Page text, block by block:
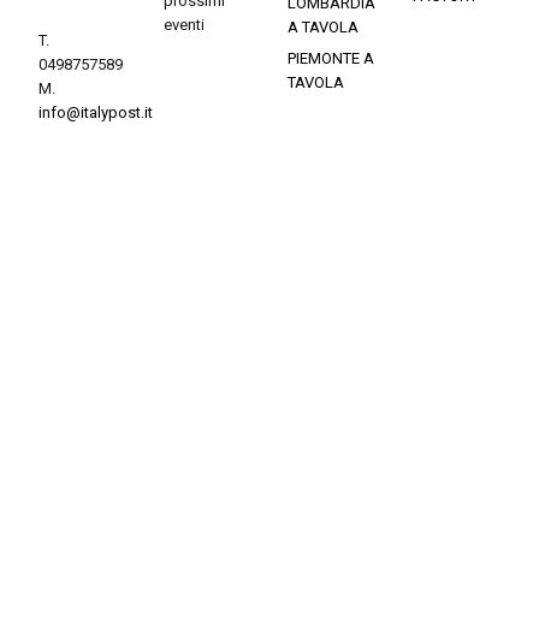
T.
0498757589
M.
info@italypost.it
eventi
A TAVOLA
PIEMONTE A
TAVOLA